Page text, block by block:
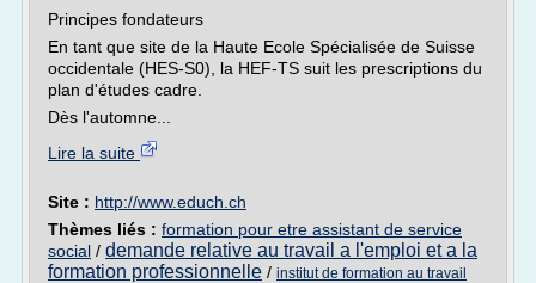
Principes fondateurs
En tant que site de la Haute Ecole Spécialisée de Suisse
occidentale (HES-S0), la HEF-TS suit les prescriptions du
plan d'études cadre.
Dès l'automne...
Lire la suite
Site : http://www.educh.ch
Thèmes liés : formation pour etre assistant de service
social / demande relative au travail a l'emploi et a la
formation professionnelle / institut de formation au travail